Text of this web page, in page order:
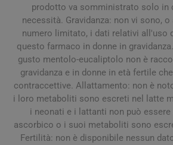
prodotto va somministrato solo in
necessità. Gravidanza: non vi sono,
numero limitato, i dati relativi all'uso
questo farmaco in donne in
gusto mentolo-eucaliptolo non è
gravidanza e in donne in età fertile
contraccettive. Allattamento: non è
i loro metaboliti sono escreti nel latte
i neonati e i lattanti non può
ascorbico o i suoi metaboliti sono
Fertilità: non è disponibile nessun